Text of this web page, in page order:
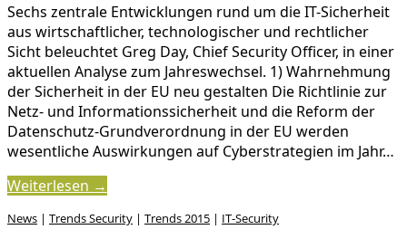
Sechs zentrale Entwicklungen rund um die IT-Sicherheit
aus wirtschaftlicher, technologischer und rechtlicher
Sicht beleuchtet Greg Day, Chief Security Officer, in einer
aktuellen Analyse zum Jahreswechsel. 1) Wahrnehmung
der Sicherheit in der EU neu gestalten Die Richtlinie zur
Netz- und Informationssicherheit und die Reform der
Datenschutz-Grundverordnung in der EU werden
wesentliche Auswirkungen auf Cyberstrategien im Jahr…
Weiterlesen →
News | Trends Security | Trends 2015 | IT-Security